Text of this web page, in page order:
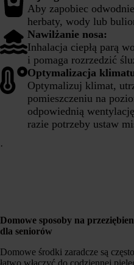
Aby zapobiec
herbaty, wody lub
Nawilżanie nosa:
Inhalacja ciepłą parą
i pomaga rozrzedzić
Optymalizacja
Optymalizuj klimat,
pomieszczeniu na
odpowiednią
razie potrzeby ustaw
·
Domowe sposoby na
dla seniorów
Domowe środki zaradcze są
łatwo włączyć do codziennej